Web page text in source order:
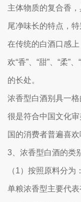
主体物质的复合香
尾净味长的特点，
在传统的白酒口感
欢“香”、“甜”、“柔”
的长处。
浓香型白酒别具一格
很是符合中国文化
国的消费者普遍喜欢
3、浓香型白酒的类
（1）按照原料分为
单粮浓香型主要代表